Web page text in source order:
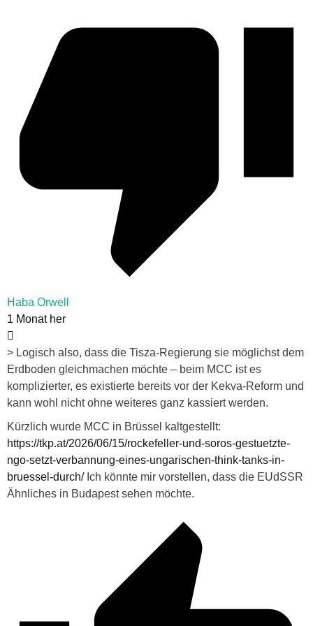
Haba Orwell
1 Monat her
> Logisch also, dass die Tisza-Regierung sie möglichst dem
Erdboden gleichmachen möchte – beim MCC ist es
komplizierter, es existierte bereits vor der Kekva-Reform und
kann wohl nicht ohne weiteres ganz kassiert werden.
Kürzlich wurde MCC in Brüssel kaltgestellt:
https://tkp.at/2026/06/15/rockefeller-und-soros-gestuetzte-
ngo-setzt-verbannung-eines-ungarischen-think-tanks-in-
bruessel-durch/Ich könnte mir vorstellen, dass die EUdSSR
Ähnliches in Budapest sehen möchte.